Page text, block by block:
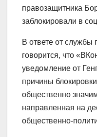
правозащитника
заблокировали в
В ответе от службы
говорится, что
уведомление от
причины
общественно
направленная на
общественно-